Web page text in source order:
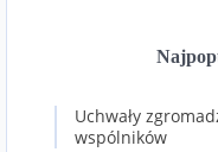
Uchwały
wspólników